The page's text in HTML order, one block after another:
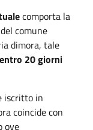
comporta la
comune
dimora, tale
entro 20 giorni
iscritto in
coincide con
ove